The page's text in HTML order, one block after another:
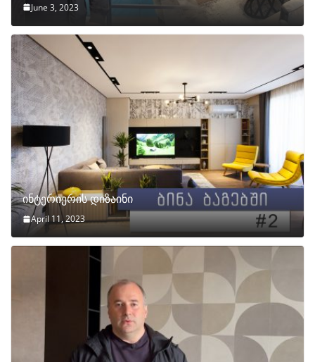
June 3, 2023
ინტერიერის დიზაინი
April 11, 2023